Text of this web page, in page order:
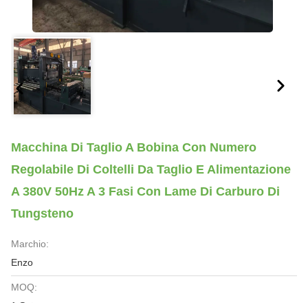
Macchina Di Taglio A Bobina Con Numero
Regolabile Di Coltelli Da Taglio E Alimentazione
A 380V 50Hz A 3 Fasi Con Lame Di Carburo Di
Tungsteno
Marchio:
Enzo
MOQ: